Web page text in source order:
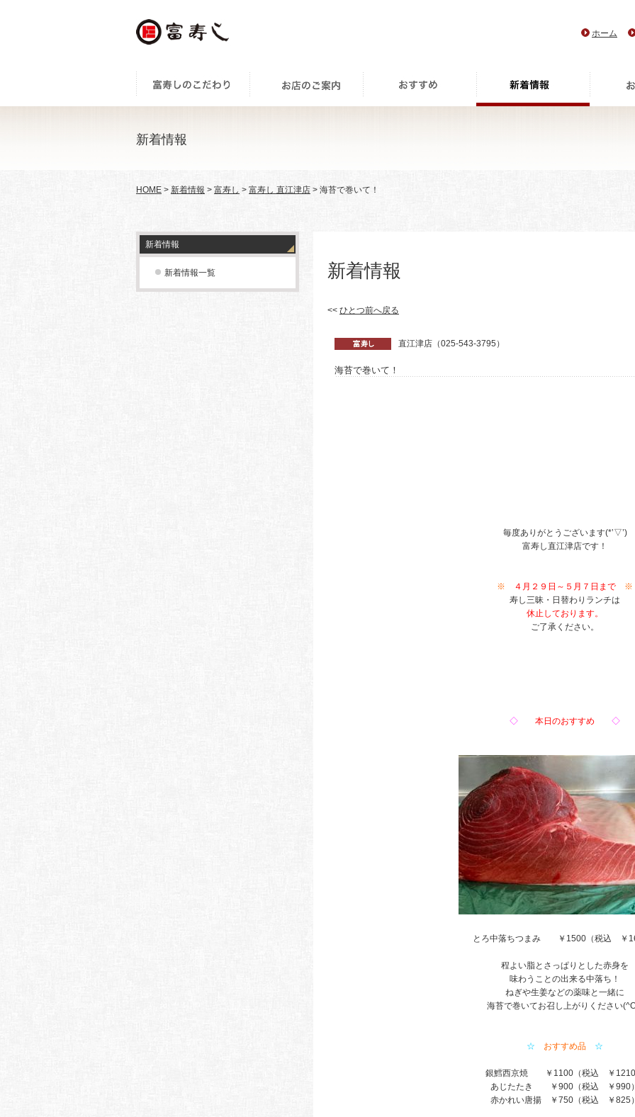
ホーム
新着情報
HOME > 新着情報 > 富寿し > 富寿し 直江津店 > 海苔で巻いて！
新着情報
新着情報一覧 新着情報
<< ひとつ前へ戻る
直江津店（025-543-3795）
海苔で巻いて！
毎度ありがとうございます(*’▽’)
富寿し直江津店です！
※ ４月２９日～５月７日まで
※
寿し三昧・日替わりランチは
休止しております。
ご了承ください。
◇ 本日のおすすめ ◇
とろ中落ちつまみ ￥1500（税込 ￥
程よい脂とさっぱりとした赤身を
味わうことの出来る中落ち！
ねぎや生姜などの薬味と一緒に
海苔で巻いてお召し上がりください
☆ おすすめ品 ☆
銀鱈西京焼 ￥1100（税込 ￥
あじたたき ￥900（税込 ￥990
赤かれい唐揚 ￥750（税込 ￥825